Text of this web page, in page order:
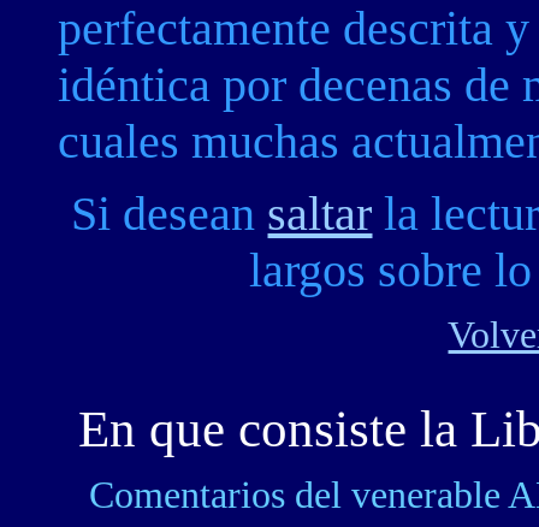
perfectamente descrita
idéntica por decenas de
cuales muchas
Si desean saltar la
largos sobre
En que consiste la
Comentarios del venerable